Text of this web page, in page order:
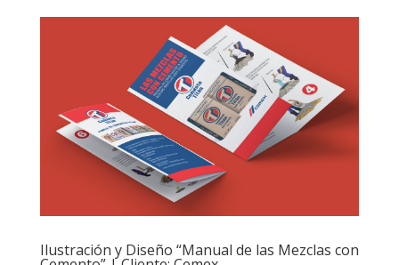
Ilustración y Diseño “Manual de las Mezclas con